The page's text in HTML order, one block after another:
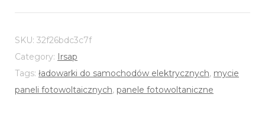
SKU: 32f26bdc3c7f
Category: Irsap
Tags: ładowarki do samochodów elektrycznych, mycie
paneli fotowoltaicznych, panele fotowoltaniczne